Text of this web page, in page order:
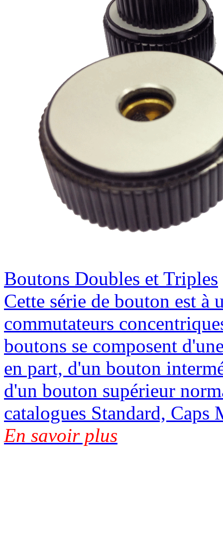
Boutons Doubles et Triples
Cette série de bouton est à
commutateurs
boutons se composent
en part, d'un bouton
d'un bouton supérieur
catalogues Standard, Caps
En savoir plus